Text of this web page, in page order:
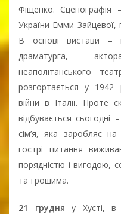
Фіщенко. Сценографія
України Емми Зайцевої,
В основі вистави –
драматурга,
неаполітанського
розгортається у 1942
війни в Італії. Проте
відбувається сьогодні
сім’я, яка заробляє
гострі питання
порядністю і вигодою,
та грошима.
21 грудня у Хусті, в